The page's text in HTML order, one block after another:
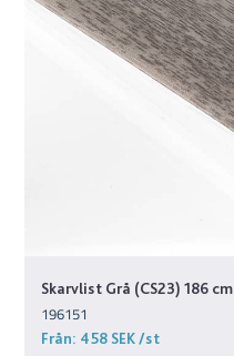
Skarvlist Grå (CS23) 186 cm
196151
Från: 458 SEK/st